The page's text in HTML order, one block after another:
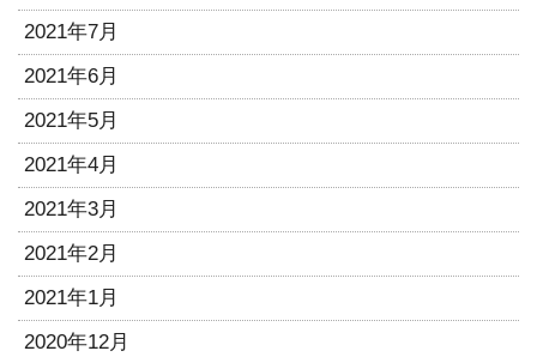
2021年7月
2021年6月
2021年5月
2021年4月
2021年3月
2021年2月
2021年1月
2020年12月